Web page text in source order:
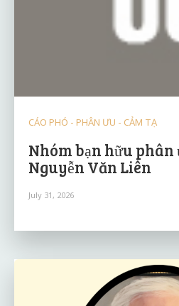
CÁO PHÓ - PHÂN ƯU - CẢM TẠ
Nhóm bạn hữu phân
Nguyễn Văn Liên
July 31, 2026